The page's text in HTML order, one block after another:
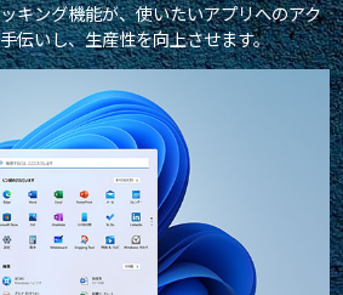
キング機能が、使いたいアプリへのアク
伝いし、生産性を向上させます。